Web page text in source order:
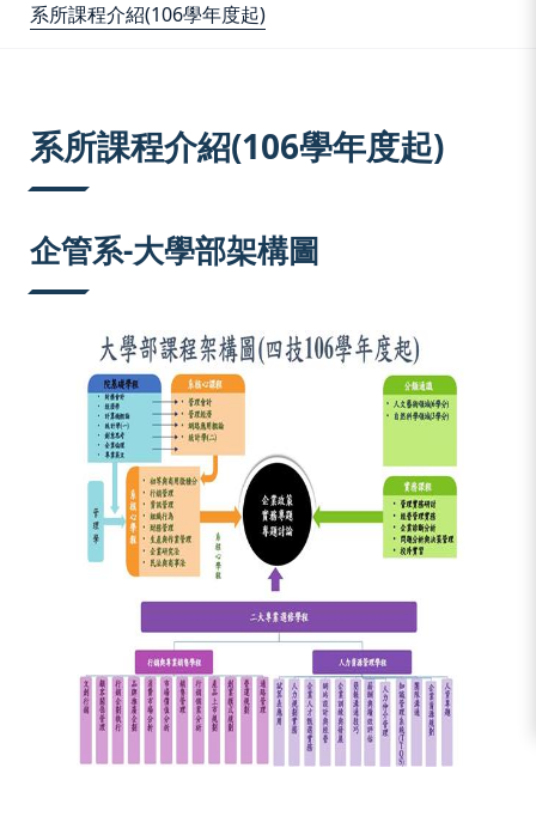
系所課程介紹(106學年度起)
系所課程介紹(106學年度起)
企管系-大學部架構圖